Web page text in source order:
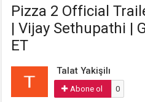
Pizza 2 Official
| Vijay Sethupathi |
ET
Talat Yakişilı
Abone ol 0